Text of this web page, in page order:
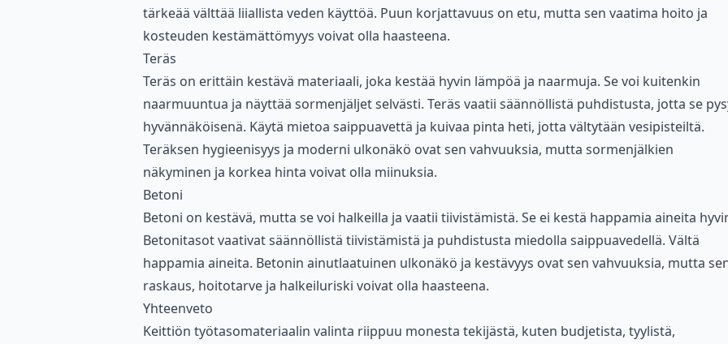
tärkeää välttää liiallista veden käyttöä. Puun korjattavuus on etu, mutta sen vaatima hoito ja
kosteuden kestämättömyys voivat olla haasteena.
Teräs
Teräs on erittäin kestävä materiaali, joka kestää hyvin lämpöä ja naarmuja. Se voi kuitenkin
naarmuuntua ja näyttää sormenjäljet selvästi. Teräs vaatii säännöllistä puhdistusta, jotta se
hyvännäköisenä. Käytä mietoa saippuavettä ja kuivaa pinta heti, jotta vältytään vesipisteiltä.
Teräksen hygieenisyys ja moderni ulkonäkö ovat sen vahvuuksia, mutta sormenjälkien
näkyminen ja korkea hinta voivat olla miinuksia.
Betoni
Betoni on kestävä, mutta se voi halkeilla ja vaatii tiivistämistä. Se ei kestä happamia aineita
Betonitasot vaativat säännöllistä tiivistämistä ja puhdistusta miedolla saippuavedellä. Vältä
happamia aineita. Betonin ainutlaatuinen ulkonäkö ja kestävyys ovat sen vahvuuksia, mutta
raskaus, hoitotarve ja halkeiluriski voivat olla haasteena.
Yhteenveto
Keittiön työtasomateriaalin valinta riippuu monesta tekijästä, kuten budjetista, tyylistä,